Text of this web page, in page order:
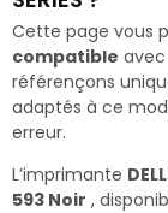
Cette page vous
compatible avec
référençons
adaptés à ce
erreur.
L’imprimante
593 Noir ,